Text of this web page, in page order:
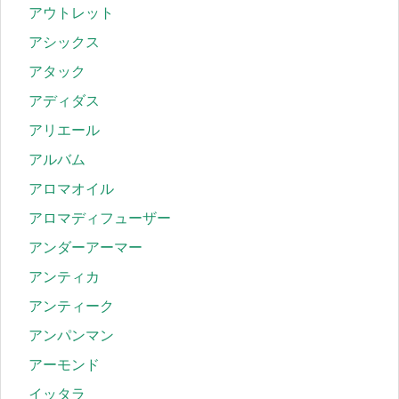
アウトレット
アシックス
アタック
アディダス
アリエール
アルバム
アロマオイル
アロマディフューザー
アンダーアーマー
アンティカ
アンティーク
アンパンマン
アーモンド
イッタラ